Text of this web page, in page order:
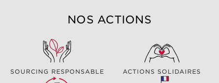
NOS ACTIONS
SOURCING RESPONSABLE ACTIONS SOLIDAIRES